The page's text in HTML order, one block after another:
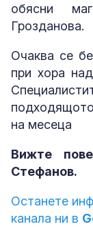
обясни
Грозданова.
Очаква се
при хора
на месеца
Вижте
Стефанов.
Останете
канала ни в